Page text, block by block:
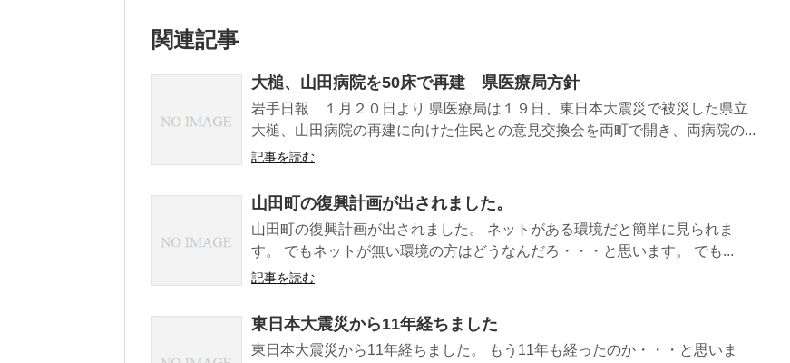
関連記事
大槌、山田病院を50床で再建 県医療局方針
岩手日報 １月２０日より 県医療局は１９日、東日本大震災で被災した県立
大槌、山田病院の再建に向けた住民との意見交換会を両町で開き、両病院の...
記事を読む
山田町の復興計画が出されました。
山田町の復興計画が出されました。 ネットがある環境だと簡単に見られま
す。 でもネットが無い環境の方はどうなんだろ・・・と思います。 でも...
記事を読む
東日本大震災から11年経ちました
東日本大震災から11年経ちました。 もう11年も経ったのか・・・と思いま